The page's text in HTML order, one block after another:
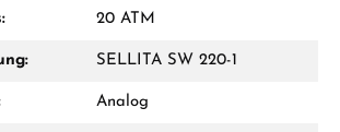
20 ATM
SELLITA SW 220-1
Analog